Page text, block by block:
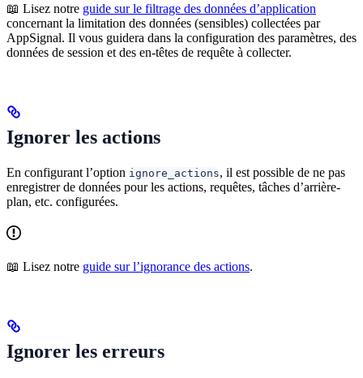
📖 Lisez notre guide sur le filtrage des données d’application
concernant la limitation des données (sensibles) collectées par
AppSignal. Il vous guidera dans la configuration des paramètres, des
données de session et des en-têtes de requête à collecter.
Ignorer les actions
En configurant l’option ignore_actions, il est possible de ne pas
enregistrer de données pour les actions, requêtes, tâches d’arrière-
plan, etc. configurées.
📖 Lisez notre guide sur l’ignorance des actions.
Ignorer les erreurs